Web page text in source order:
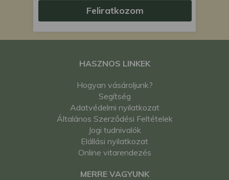
Feliratkozom
HASZNOS LINKEK
Hogyan vásároljunk?
Segítség
Adatvédelmi nyilatkozat
Általános Szerződési Feltételek
Jogi tudnivalók
Elállási nyilatkozat
Online vitarendezés
MERRE VAGYUNK